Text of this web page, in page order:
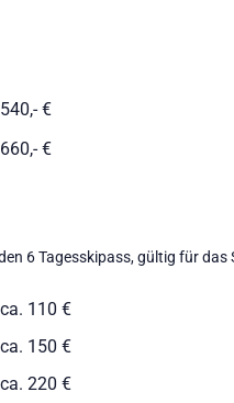
540,- €
660,- €
6 Tagesskipass, gültig für das
ca. 110 €
ca. 150 €
ca. 220 €